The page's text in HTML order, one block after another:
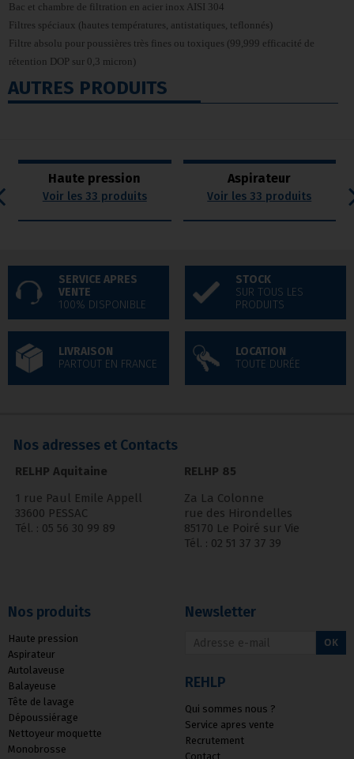
Bac et chambre de filtration en acier inox AISI 304
Filtres spéciaux (hautes températures, antistatiques, teflonnés)
Filtre absolu pour poussières très fines ou toxiques (99,999 efficacité de
rétention DOP sur 0,3 micron)
AUTRES PRODUITS
Haute pression
Voir les 33 produits
Aspirateur
Voir les 33 produits
SERVICE APRES
VENTE
100% DISPONIBLE
STOCK
SUR TOUS LES
PRODUITS
LIVRAISON
PARTOUT EN FRANCE
LOCATION
TOUTE DURÉE
Nos adresses et Contacts
RELHP Aquitaine
1 rue Paul Emile Appell
33600 PESSAC
Tél. : 05 56 30 99 89
RELHP 85
Za La Colonne
rue des Hirondelles
85170 Le Poiré sur Vie
Tél. : 02 51 37 37 39
Nos produits
Haute pression
Aspirateur
Autolaveuse
Balayeuse
Tête de lavage
Dépoussiérage
Nettoyeur moquette
Monobrosse
Newsletter
OK
REHLP
Qui sommes nous ?
Service apres vente
Recrutement
Contact